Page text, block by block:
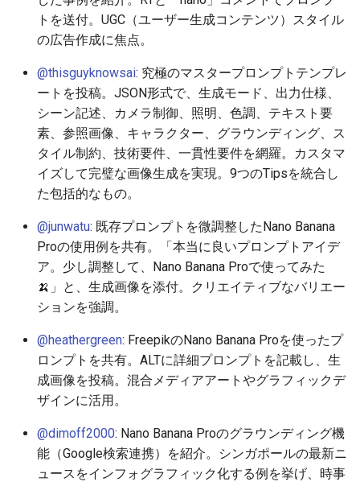
2026-05-23
2026-05-22
2026-05-21
2026-05-19
2026-05-18
2026-05-16
2026-05-15
2026-05-14
2026-05-13
2025-11-07
2025-11-06
2025-11-05
2025-11-03
2025-11-02
2025-10-31
2025-10-30
2025-10-29
2025-10-28
2026-05-23
2026-05-22
2026-05-21
2026-05-19
2026-05-18
2026-05-16
2026-05-15
2026-05-14
2026-05-13
2025-11-07
2025-11-06
2025-11-05
2025-11-03
2025-11-02
2025-10-31
2025-10-30
2025-10-29
2025-10-28
2026-05-21
2026-05-20
2026-05-19
2026-05-18
2026-05-17
2026-05-16
2026-05-15
2026-05-14
2026-05-13
2026-05-12
2026-05-11
2026-05-10
2026-05-19
2026-05-18
2026-05-17
2026-05-15
2026-05-14
2026-05-12
2026-05-11
2026-05-10
2026-05-09
2025-11-07
2025-11-06
2025-11-05
2025-11-03
2025-11-02
2025-10-31
2025-10-30
2025-10-29
2025-10-28
2026-05-23
2026-05-22
2026-05-21
2026-05-18
トを送付。UGC（ユーザー生成コンテンツ）スタイル
の広告作成に焦点。
@thisguyknowsai: 究極のマスタープロンプトテンプレ
ートを投稿。JSON形式で、生成モード、出力仕様、
シーン記述、カメラ制御、照明、色調、テキスト要
素、参照画像、キャラクター、グラウンディング、ス
タイル制約、技術要件、一貫性要件を網羅。カスタマ
イズして完璧な画像生成を実現。9つのTipsを統合し
た包括的なもの。
@junwatu: 既存プロンプトを微調整したNano Banana
Proの使用例を共有。「本当に良いプロンプトアイデ
ア。少し調整して、Nano Banana Proで使ってみた
🍌」と、生成画像を添付。クリエイティブなバリエー
ションを強調。
@heathergreen: FreepikのNano Banana Proを使ったプ
ロンプトを共有。ALTに詳細プロンプトを記載し、生
成画像を投稿。混合メディアアートやグラフィックデ
ザインに活用。
@dimoff2000: Nano Banana Proのグラウンディング機
能（Google検索連携）を紹介。シンガポールの最新ニ
ュースをインフォグラフィック化する例を挙げ、時事